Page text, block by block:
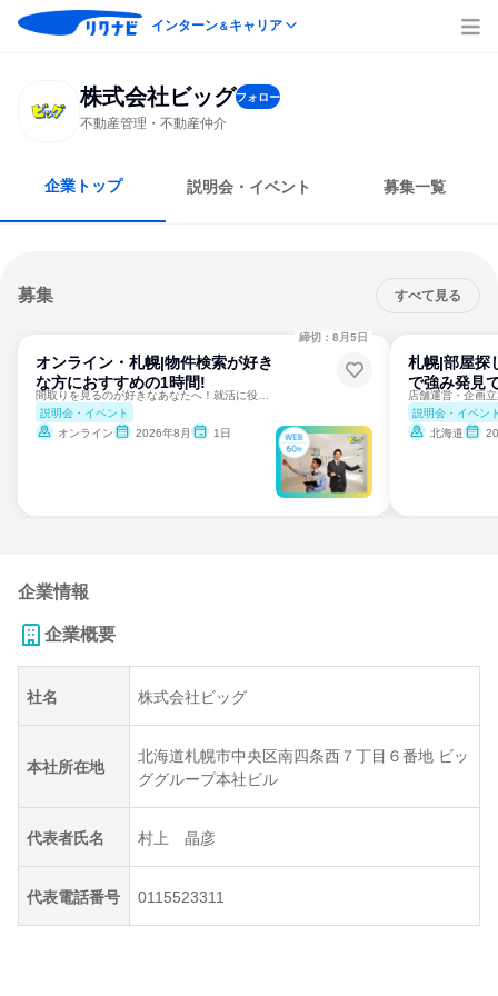
インターン＆キャリア
株式会社ビッグフォロー
不動産管理・不動産仲介
企業トップ 説明会・イベント 募集一覧
募集 すべて見る
オンライン・札幌|物件検索が好き
な方におすすめの1時間!
説明会・イベント
オンライン
2026年8月 1日
締切：8月5日
札幌|部屋探
で強み発見
説明会・イベン
北海道
企業情報
企業概要
社名 株式会社ビッグ
本社所在地
北海道札幌市中央区南四条西７丁目６番地 ビッ
ググループ本社ビル
代表者氏名 村上 晶彦
代表電話番号 0115523311